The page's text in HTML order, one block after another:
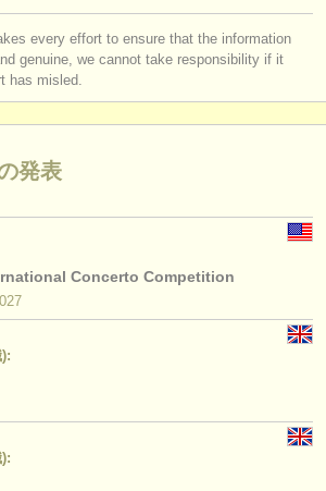
every effort to ensure that the information
genuine, we cannot take responsibility if it
has misled.
発表
Concerto Competition